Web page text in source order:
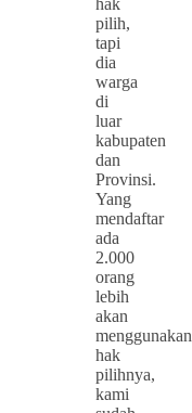
pilih,
tapi
dia
warga
di
luar
kabupaten
dan
Provinsi.
Yang
mendaftar
ada
2.000
orang
lebih
akan
menggunakan
hak
pilihnya,
kami